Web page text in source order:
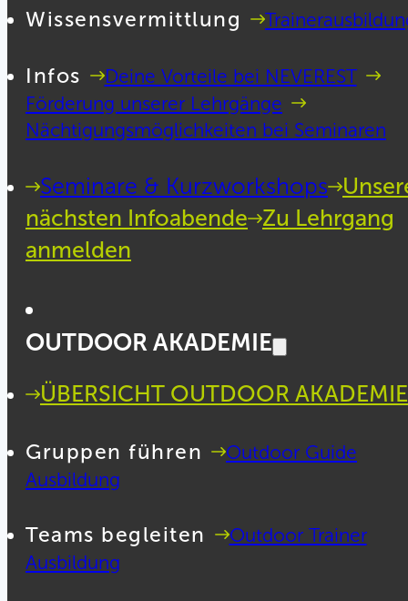
Wissensvermittlung
Infos
Deine Vorteile bei NEVEREST
Förderung unserer Lehrgänge
Nächtigungsmöglichkeiten bei Seminaren
Seminare & Kurzworkshops
nächsten Infoabende Zu Lehrgang
anmelden
OUTDOOR AKADEMIE
ÜBERSICHT OUTDOOR AKADEMIE
Gruppen führen
Outdoor Guide
Ausbildung
Teams begleiten
Outdoor Trainer
Ausbildung